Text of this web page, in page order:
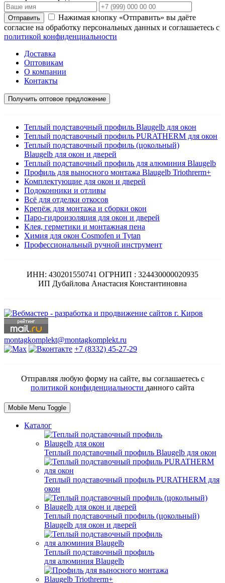
Нажимая кнопку «Отправить» вы даёте
согласие на обработку персональных данных и соглашаетесь с
политикой конфиденциальности
Доставка
Оптовикам
О компании
Контакты
Получить оптовое предложение
Теплый подставочный профиль Blaugelb для окон
Теплый подставочный профиль PURATHERM для окон
Теплый подставочный профиль (цокольный)
Blaugelb для окон и дверей
Теплый подставочный профиль для алюминия Blaugelb
Профиль для выносного монтажа Blaugelb Triothrerm+
Комплектующие для окон и дверей
Подоконники и отливы
Всё для отделки откосов
Крепёж для монтажа и сборки окон
Паро-гидроизоляция для окон и дверей
Клея, герметики и монтажная пена
Химия для окон Cosmofen и Tytan
Профессиональный ручной инструмент
ИНН: 430201550741 ОГРНИП : 324430000020935
ИП Дубайлова Анастасия Константиновна
montagkomplekt@montagkomplekt.ru
+7 (8332) 45-27-29
Отправляя любую форму на сайте, вы соглашаетесь с
политикой конфиденциальности данного сайта
Mobile Menu Toggle
Каталог
Теплый подставочный профиль Blaugelb для окон
Теплый подставочный профиль PURATHERM для
окон
Теплый подставочный профиль (цокольный)
Blaugelb для окон и дверей
Теплый подставочный профиль
для алюминия Blaugelb